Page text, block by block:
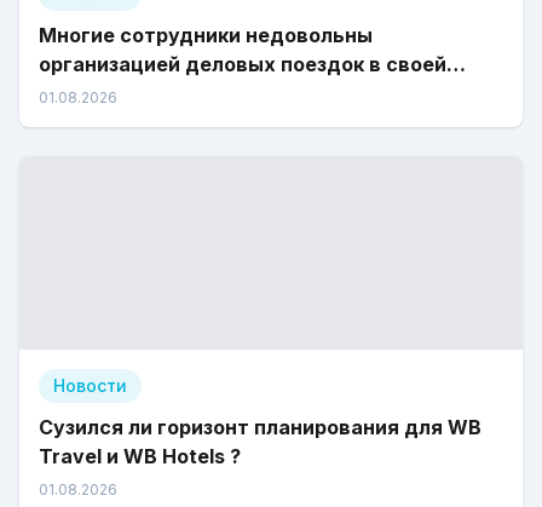
Многие сотрудники недовольны
организацией деловых поездок в своей
компании
01.08.2026
Новости
Сузился ли горизонт планирования для WB
Travel и WB Hotels ?
01.08.2026